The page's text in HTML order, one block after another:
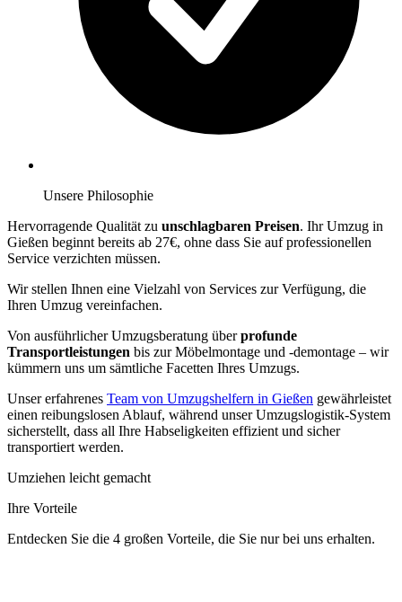
Unsere Philosophie
Hervorragende Qualität zu unschlagbaren Preisen. Ihr Umzug in
Gießen beginnt bereits ab 27€, ohne dass Sie auf professionellen
Service verzichten müssen.
Wir stellen Ihnen eine Vielzahl von Services zur Verfügung, die
Ihren Umzug vereinfachen.
Von ausführlicher Umzugsberatung überprofunde
Transportleistungen bis zur Möbelmontage und -demontage – wir
kümmern uns um sämtliche Facetten Ihres Umzugs.
Unser erfahrenes Team von Umzugshelfern in Gießen gewährleistet
einen reibungslosen Ablauf, während unser Umzugslogistik-System
sicherstellt, dass all Ihre Habseligkeiten effizient und sicher
transportiert werden.
Umziehen leicht gemacht
Ihre Vorteile
Entdecken Sie die 4 großen Vorteile, die Sie nur bei uns erhalten.